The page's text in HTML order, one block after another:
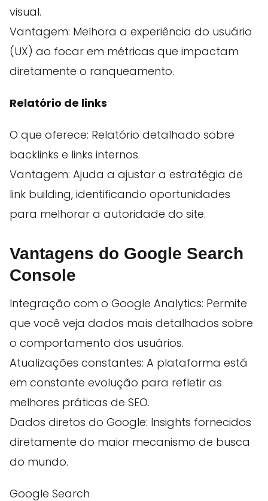
visual.
Vantagem: Melhora a experiência do usuário
(UX) ao focar em métricas que impactam
diretamente o ranqueamento.
Relatório de links
O que oferece: Relatório detalhado sobre
backlinks e links internos.
Vantagem: Ajuda a ajustar a estratégia de
link building, identificando oportunidades
para melhorar a autoridade do site.
Vantagens do Google Search
Console
Integração com o Google Analytics: Permite
que você veja dados mais detalhados sobre
o comportamento dos usuários.
Atualizações constantes: A plataforma está
em constante evolução para refletir as
melhores práticas de SEO.
Dados diretos do Google: Insights fornecidos
diretamente do maior mecanismo de busca
do mundo.
Google Search